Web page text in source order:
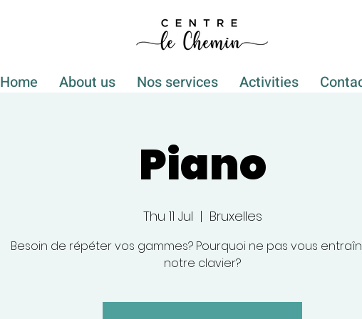
Home About us Nos services Activities
Piano
Thu 11 Jul
  |
Bruxelles
Besoin de répéter vos gammes? Pourquoi ne pas vous
notre clavier?